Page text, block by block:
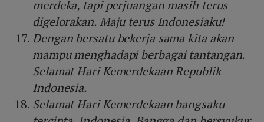
merdeka, tapi perjuangan masih terus
digelorakan. Maju terus Indonesiaku!
Dengan bersatu bekerja sama kita akan
mampu menghadapi berbagai tantangan.
Selamat Hari Kemerdekaan Republik
Indonesia.
Selamat Hari Kemerdekaan bangsaku